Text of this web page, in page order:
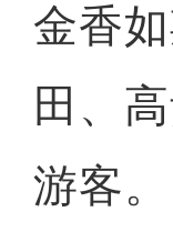
金香
田、
游客